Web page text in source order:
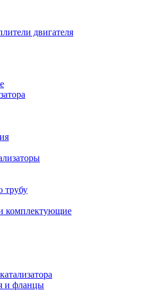
двигателя
трубу
комплектующие
и фланцы